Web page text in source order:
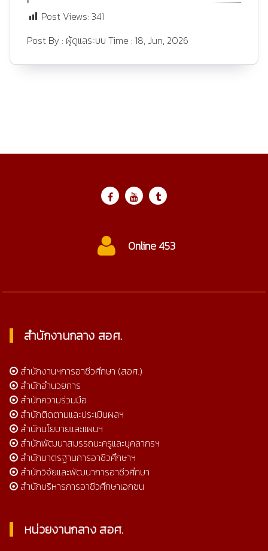
Post Views: 341
Post By : ผู้ดูแลระบบ Time : 18, Jun, 2026
Online 453
สำนักงานกลาง สอศ.
สำนักงานฯการอาชีวศึกษา (สอศ.)
สำนักอำนวยการ
สำนักความร่วมมือ
สำนักติดตามและประเมินผลฯ
สำนักนโยบายและแผนฯ
สำนักพัฒนาสมรรถนะครูและบุคลากรฯ
สำนักมาตรฐานการอาชีวศึกษาฯ
สำนักวิจัยและพัฒนาการอาชีวศึกษา
สำนักบริหารการอาชีวศึกษาเอกชน
หน่วยงานกลาง สอศ.